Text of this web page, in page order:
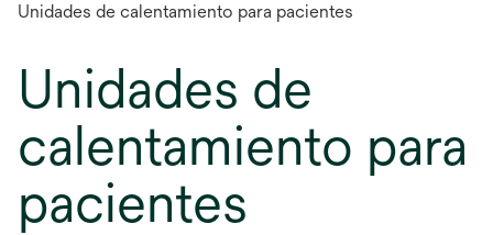
Unidades de calentamiento para pacientes
Unidades de
calentamiento para
pacientes